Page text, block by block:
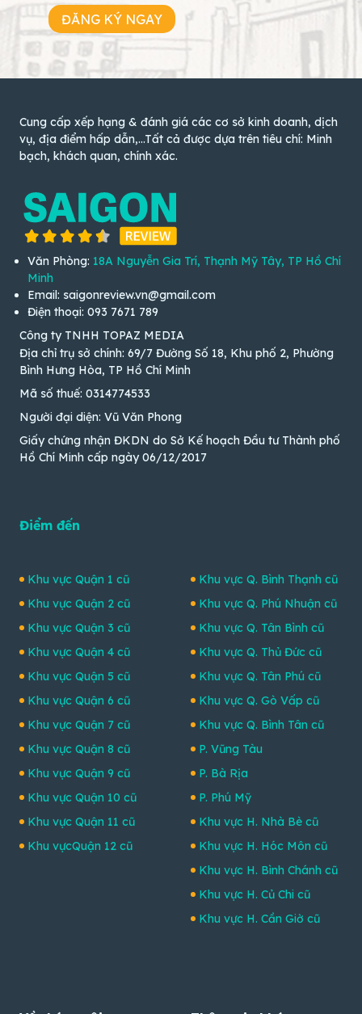
ĐĂNG KÝ NGAY
Cung cấp xếp hạng & đánh giá các cơ sở kinh doanh, dịch
vụ, địa điểm hấp dẫn,...Tất cả được dựa trên tiêu chí: Minh
bạch, khách quan, chính xác.
Văn Phòng: 18A Nguyễn Gia Trí, Thạnh Mỹ Tây, TP Hồ Chí
Minh
Email: saigonreview.vn@gmail.com
Điện thoại: 093 7671 789
Công ty TNHH TOPAZ MEDIA
Địa chỉ trụ sở chính: 69/7 Đường Số 18, Khu phố 2, Phường
Bình Hưng Hòa, TP Hồ Chí Minh
Mã số thuế: 0314774533
Người đại diện: Vũ Văn Phong
Giấy chứng nhận ĐKDN do Sở Kế hoạch Đầu tư Thành phố
Hồ Chí Minh cấp ngày 06/12/2017
Điểm đến
Khu vực Quận 1 cũ
Khu vực Quận 2 cũ
Khu vực Quận 3 cũ
Khu vực Quận 4 cũ
Khu vực Quận 5 cũ
Khu vực Quận 6 cũ
Khu vực Quận 7 cũ
Khu vực Quận 8 cũ
Khu vực Quận 9 cũ
Khu vực Quận 10 cũ
Khu vực Quận 11 cũ
Khu vựcQuận 12 cũ
Khu vực Q. Bình Thạnh cũ
Khu vực Q. Phú Nhuận cũ
Khu vực Q. Tân Bình cũ
Khu vực Q. Thủ Đức cũ
Khu vực Q. Tân Phú cũ
Khu vực Q. Gò Vấp cũ
Khu vực Q. Bình Tân cũ
P. Vũng Tàu
P. Bà Rịa
P. Phú Mỹ
Khu vực H. Nhà Bè cũ
Khu vực H. Hóc Môn cũ
Khu vực H. Bình Chánh cũ
Khu vực H. Củ Chi cũ
Khu vực H. Cần Giờ cũ